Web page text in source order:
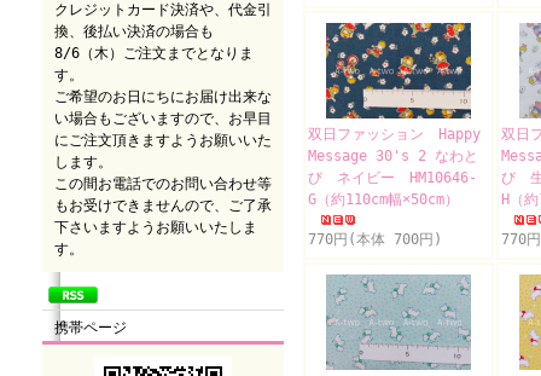
クレジットカード決済や、代金引
換、後払い決済の場合も
8/6（木）ご注文までとなりま
す。
ご希望のお日にちにお届け出来な
い場合もございますので、お早目
にご注文頂きますようお願いいた
します。
この間お電話でのお問い合わせ等
もお受けできませんので、ご了承
下さいますようお願いいたしま
す。
携帯ページ
双日ファッション Happy
Message 30's 2 なわと
び ネイビー HM10646-
G（約110cm幅×50cm）
770円(本体 700円)
双日
び
H（
770